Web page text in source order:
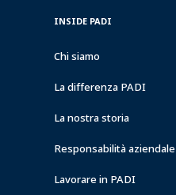
INSIDE
INSIDE PADI
Chi siamo
La differenza PADI
La nostra storia
Responsabilità aziendale
Lavorare in PADI